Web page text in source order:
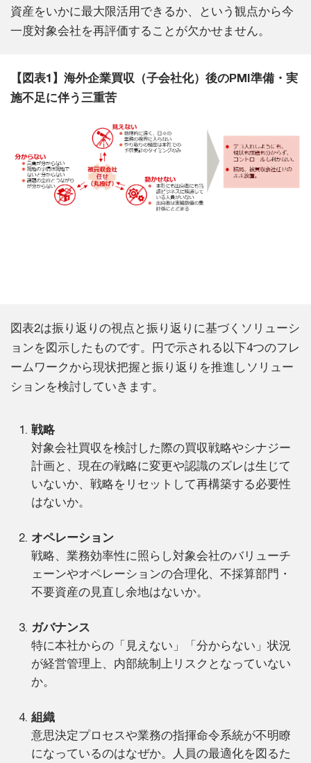
資産をいかに最大限活用できるか、という観点から今
一度対象会社を再評価することが欠かせません。
【図表1】海外企業買収（子会社化）後のPMI準備・実
施不足に伴う三重苦
図表2は振り返りの視点と振り返りに基づくソリューシ
ョンを図示したものです。円で示される以下4つのフレ
ームワークから現状把握と振り返りを推進しソリュー
ションを検討していきます。
戦略
対象会社買収を検討した際の買収戦略やシナジー
計画と、現在の戦略に変更や認識のズレは生じて
いないか、戦略をリセットして再構築する必要性
はないか。
オペレーション
戦略、業務効率性に照らし対象会社のバリューチ
ェーンやオペレーションの合理化、不採算部門・
不要資産の見直し余地はないか。
ガバナンス
特に本社からの「見えない」「分からない」状況
が経営管理上、内部統制上リスクとなっていない
か。
組織
意思決定プロセスや業務の指揮命令系統が不明瞭
になっているのはなぜか。人員の最適化を図るた